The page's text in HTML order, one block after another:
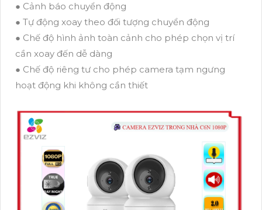
● Cảnh báo chuyển động
● Tự động xoay theo đối tượng chuyển động
● Chế độ hình ảnh toàn cảnh cho phép chọn vị trí
cần xoay đến dễ dàng
● Chế độ riêng tư cho phép camera tạm ngưng
hoạt động khi không cần thiết